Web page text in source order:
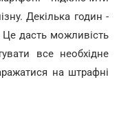
Декілька годин -
дасть можливість
все необхідне
на штрафні